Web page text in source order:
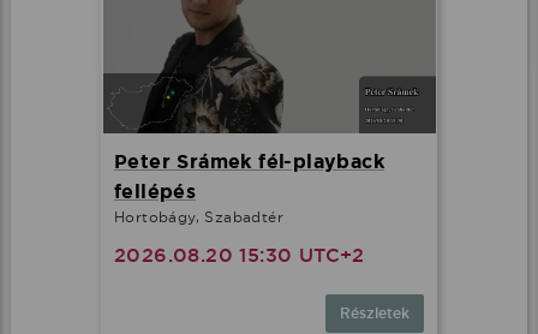
Peter Srámek fél-playback
fellépés
Hortobágy, Szabadtér
2026.08.20 15:30 UTC+2
Részletek